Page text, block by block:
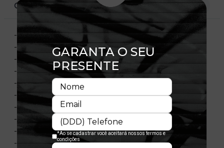
CARACTERÍSTICAS
- Aba Curva
- Painel Frontal Único
- Estrtuturado
- Ajustável
- Fechamento Tipo Snapback
- Etiqueta Bordada Frontal
- Painel Frontal Contrastante
- Flag Bordada No Painel Esquerdo
- Tecido Neoprene
- Composição 100% Acrílico